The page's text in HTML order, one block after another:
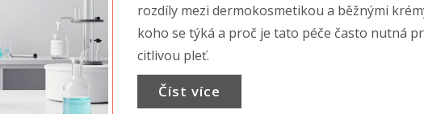
rozdíly mezi dermokosmetikou a běžnými
koho se týká a proč je tato péče často nutná
citlivou pleť.
Číst více